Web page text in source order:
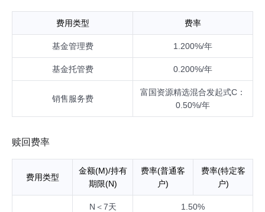
投资比例会做相应调整。
费用类型 费率
基金管理费 1.200%/年
基金托管费 0.200%/年
销售服务费
富国资源精选混合发起式C：
0.50%/年
赎回费率
费用类型
金额(M)/持有
期限(N)
费率(普通客
户)
费率(特定客
户)
N＜7天 1.50%